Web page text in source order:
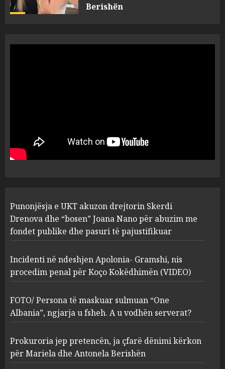
4 MARCH 25, 2025
1
“bosen” Joana Nano për
abuzim me fondet publike dhe
pasuri të pajustifikuar
2
Apolonia- Gramshi, nis
procedim penal për Koço
Kokëdhimën (VIDEO)
MARCH 27, 2025
3
FOTO/ Persona të maskuar
sulmuan “One Albania”,
ngjarja u fsheh. A u vodhën
serverat?
Prokuroria jep pretencën, ja
çfarë dënimi kërkon për
Punonjësja e UKT akuzon drejtorin Skerdi
Drenova dhe “bosen” Joana Nano për abuzim me
fondet publike dhe pasuri të pajustifikuar
Incidenti në ndeshjen Apolonia- Gramshi, nis
procedim penal për Koço Kokëdhimën (VIDEO)
FOTO/ Persona të maskuar sulmuan “One
Albania”, ngjarja u fsheh. A u vodhën serverat?
Prokuroria jep pretencën, ja çfarë dënimi kërkon
për Mariela dhe Antonela Berishën